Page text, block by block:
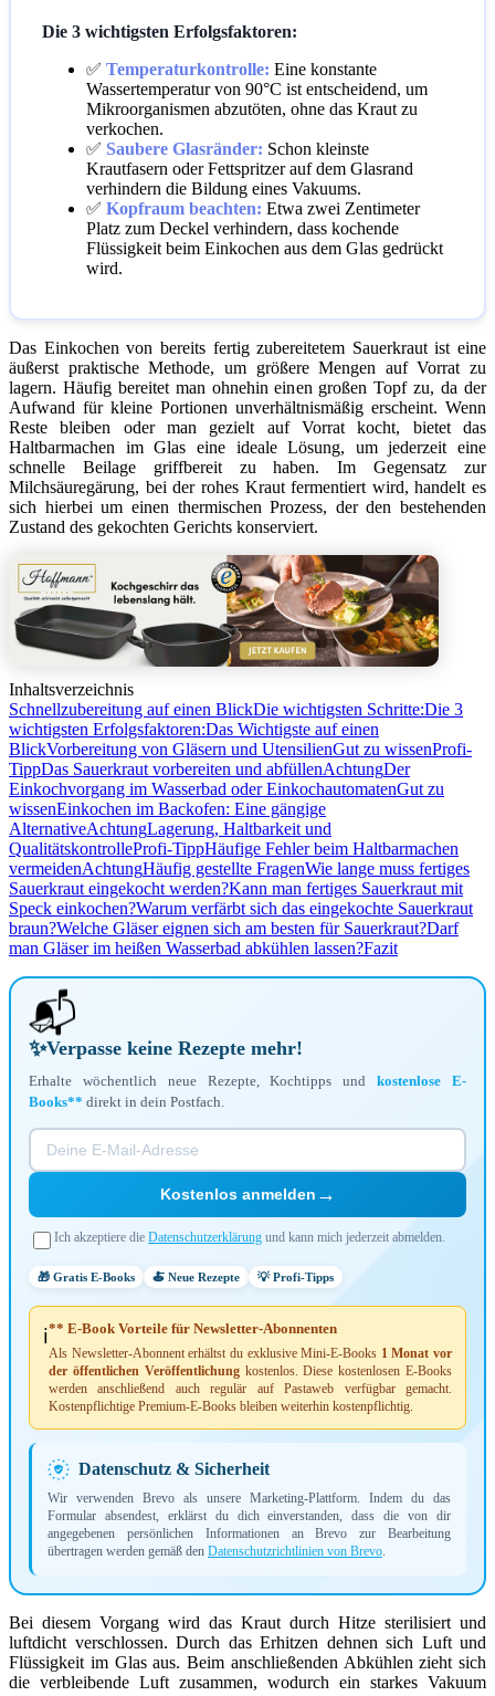
Die 3 wichtigsten Erfolgsfaktoren:
✅ Temperaturkontrolle: Eine konstante
Wassertemperatur von 90°C ist entscheidend, um
Mikroorganismen abzutöten, ohne das Kraut zu
verkochen.
✅ Saubere Glasränder: Schon kleinste
Krautfasern oder Fettspritzer auf dem Glasrand
verhindern die Bildung eines Vakuums.
✅ Kopfraum beachten: Etwa zwei Zentimeter
Platz zum Deckel verhindern, dass kochende
Flüssigkeit beim Einkochen aus dem Glas gedrückt
wird.
Das Einkochen von bereits fertig zubereitetem Sauerkraut ist eine
äußerst praktische Methode, um größere Mengen auf Vorrat zu
lagern. Häufig bereitet man ohnehin einen großen Topf zu, da der
Aufwand für kleine Portionen unverhältnismäßig erscheint. Wenn
Reste bleiben oder man gezielt auf Vorrat kocht, bietet das
Haltbarmachen im Glas eine ideale Lösung, um jederzeit eine
schnelle Beilage griffbereit zu haben. Im Gegensatz zur
Milchsäuregärung, bei der rohes Kraut fermentiert wird, handelt es
sich hierbei um einen thermischen Prozess, der den bestehenden
Zustand des gekochten Gerichts konserviert.
Inhaltsverzeichnis
Schnellzubereitung auf einen BlickDie wichtigsten Schritte:Die 3
wichtigsten Erfolgsfaktoren:Das Wichtigste auf einen
BlickVorbereitung von Gläsern und UtensilienGut zu wissenProfi-
TippDas Sauerkraut vorbereiten und abfüllenAchtungDer
Einkochvorgang im Wasserbad oder EinkochautomatenGut zu
wissenEinkochen im Backofen: Eine gängige
AlternativeAchtungLagerung, Haltbarkeit und
QualitätskontrolleProfi-TippHäufige Fehler beim Haltbarmachen
vermeidenAchtungHäufig gestellte FragenWie lange muss fertiges
Sauerkraut eingekocht werden?Kann man fertiges Sauerkraut mit
Speck einkochen?Warum verfärbt sich das eingekochte Sauerkraut
braun?Welche Gläser eignen sich am besten für Sauerkraut?Darf
man Gläser im heißen Wasserbad abkühlen lassen?Fazit
📬
✨Verpasse keine Rezepte mehr!
Erhalte wöchentlich neue Rezepte, Kochtipps undkostenlose E-
Books** direkt in dein Postfach.
Kostenlos anmelden →
Ich akzeptiere die Datenschutzerklärung und kann mich jederzeit abmelden.
🎁 Gratis E-Books 🍝 Neue Rezepte 💡 Profi-Tipps
ℹ️** E-Book Vorteile für Newsletter-Abonnenten
Als Newsletter-Abonnent erhältst du exklusive Mini-E-Books 1 Monat vor
der öffentlichen Veröffentlichungkostenlos. Diese kostenlosen E-Books
werden anschließend auch regulär auf Pastaweb verfügbar gemacht.
Kostenpflichtige Premium-E-Books bleiben weiterhin kostenpflichtig.
Datenschutz & Sicherheit
Wir verwenden Brevo als unsere Marketing-Plattform. Indem du das
Formular absendest, erklärst du dich einverstanden, dass die von dir
angegebenen persönlichen Informationen an Brevo zur Bearbeitung
übertragen werden gemäß den Datenschutzrichtlinien von Brevo
Bei diesem Vorgang wird das Kraut durch Hitze sterilisiert und
luftdicht verschlossen. Durch das Erhitzen dehnen sich Luft und
Flüssigkeit im Glas aus. Beim anschließenden Abkühlen zieht sich
die verbleibende Luft zusammen, wodurch ein starkes Vakuum